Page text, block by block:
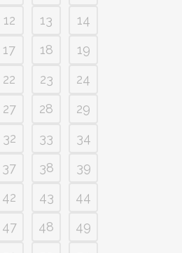
12 13
14
17 18
19
22 23
24
27 28
29
32 33
34
37 38
39
42 43
44
47 48
49